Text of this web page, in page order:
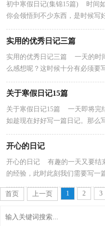
初中寒假日记(集锦15篇) 时间
你会领悟到不少东西，是时候写
到重点突出呢？下面是小编帮大
实用的优秀日记三篇
实用的优秀日记三篇 一天的时
么感想呢？这时候十分有必须要
关于寒假日记15篇
关于寒假日记15篇 一天即将完
如趁现在好好写一篇日记。那么
小编整理的关于寒假日记，希望
开心的日记
开心的日记 有趣的一天又要结
的经验，此时此刻我们需要写一
首页
上一页 1 2 3